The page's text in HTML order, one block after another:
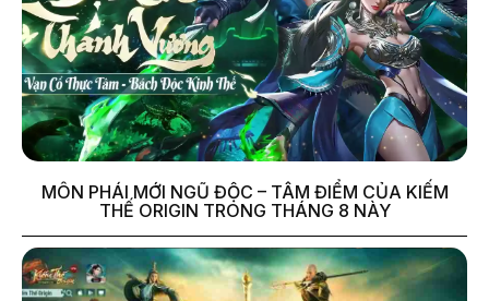
MÔN PHÁI MỚI NGŨ ĐỘC – TÂM ĐIỂM CỦA KIẾM
THẾ ORIGIN TRONG THÁNG 8 NÀY